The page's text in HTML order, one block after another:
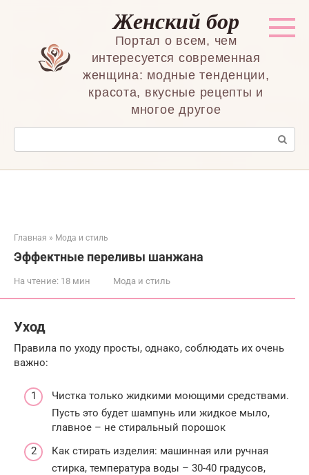
Женский бор
Портал о всем, чем
интересуется современная
женщина: модные тенденции,
красота, вкусные рецепты и
многое другое
Поиск:
Главная » Мода и стиль
Эффектные переливы шанжана
На чтение: 18 мин Мода и стиль
Уход
Правила по уходу просты, однако, соблюдать их очень
важно:
Чистка только жидкими моющими средствами.
Пусть это будет шампунь или жидкое мыло,
главное – не стиральный порошок
Как стирать изделия: машинная или ручная
стирка, температура воды – 30-40 градусов,